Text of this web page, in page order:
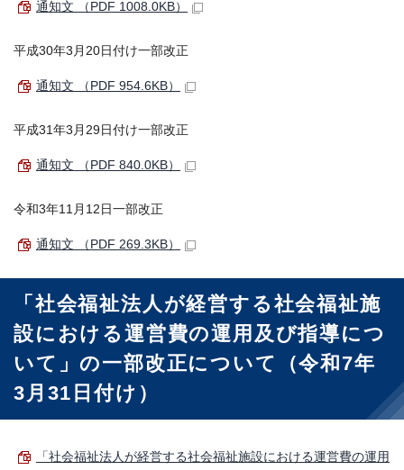
通知文 （PDF 1008.0KB）
平成30年3月20日付け一部改正
通知文 （PDF 954.6KB）
平成31年3月29日付け一部改正
通知文 （PDF 840.0KB）
令和3年11月12日一部改正
通知文 （PDF 269.3KB）
「社会福祉法人が経営する社会福祉施
設における運営費の運用及び指導につ
いて」の一部改正について（令和7年
3月31日付け）
「社会福祉法人が経営する社会福祉施設における運営費の運用